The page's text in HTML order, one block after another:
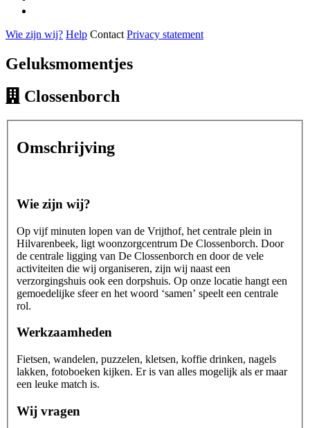
Wie zijn wij? Help Contact Privacy statement
Geluksmomentjes
Clossenborch
Omschrijving
Wie zijn wij?
Op vijf minuten lopen van de Vrijthof, het centrale plein in
Hilvarenbeek, ligt woonzorgcentrum De Clossenborch. Door
de centrale ligging van De Clossenborch en door de vele
activiteiten die wij organiseren, zijn wij naast een
verzorgingshuis ook een dorpshuis. Op onze locatie hangt een
gemoedelijke sfeer en het woord ‘samen’ speelt een centrale
rol.
Werkzaamheden
Fietsen, wandelen, puzzelen, kletsen, koffie drinken, nagels
lakken, fotoboeken kijken. Er is van alles mogelijk als er maar
een leuke match is.
Wij vragen